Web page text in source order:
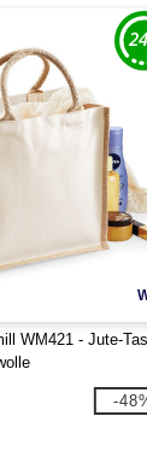
WM421 - Jute-
-